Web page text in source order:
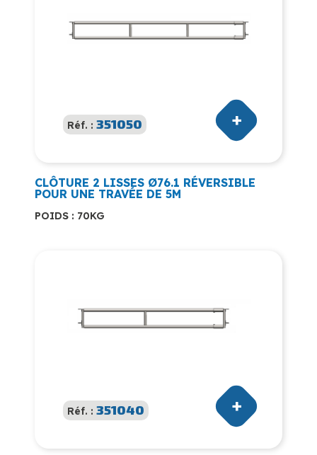
Réf. : 351050
CLÔTURE 2 LISSES Ø76.1 RÉVERSIBLE
POUR UNE TRAVÉE DE 5M
POIDS : 70KG
Réf. : 351040